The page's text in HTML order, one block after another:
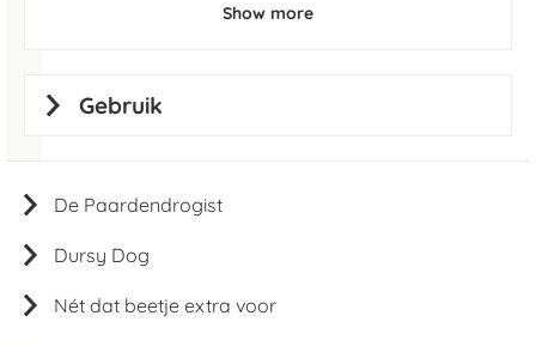
De Paardendrogist
Dursy Dog
Nét dat beetje extra voor
Show more
Gebruik